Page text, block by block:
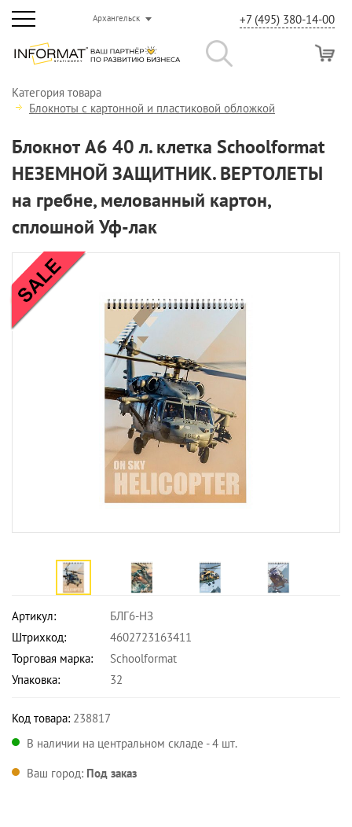
Архангельск +7 (495) 380-14-00
Категория товара
Блокноты с картонной и пластиковой обложкой
Блокнот А6 40 л. клетка Schoolformat
НЕЗЕМНОЙ ЗАЩИТНИК. ВЕРТОЛЕТЫ
на гребне, мелованный картон,
сплошной Уф-лак
Артикул:
БЛГ6-НЗ
Штрихкод:
4602723163411
Торговая марка:
Schoolformat
Упаковка:
32
Код товара: 238817
В наличии на центральном складе - 4 шт.
Ваш город: Под заказ